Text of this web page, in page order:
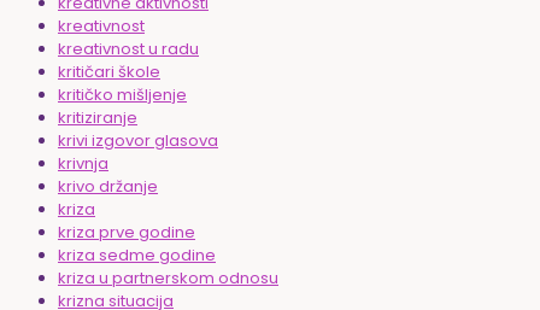
kreativnost
kreativnost u radu
kritičari škole
kritičko mišljenje
kritiziranje
krivi izgovor glasova
krivnja
krivo držanje
kriza
kriza prve godine
kriza sedme godine
kriza u partnerskom odnosu
krizna situacija